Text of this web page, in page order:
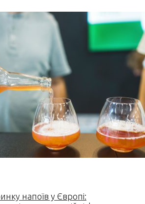
напоїв у Європі: